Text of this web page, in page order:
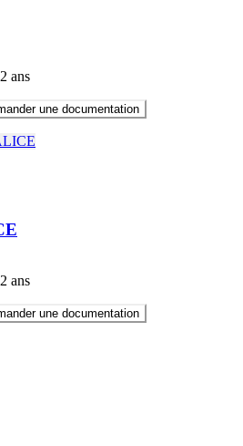
ans
une documentation
ans
une documentation